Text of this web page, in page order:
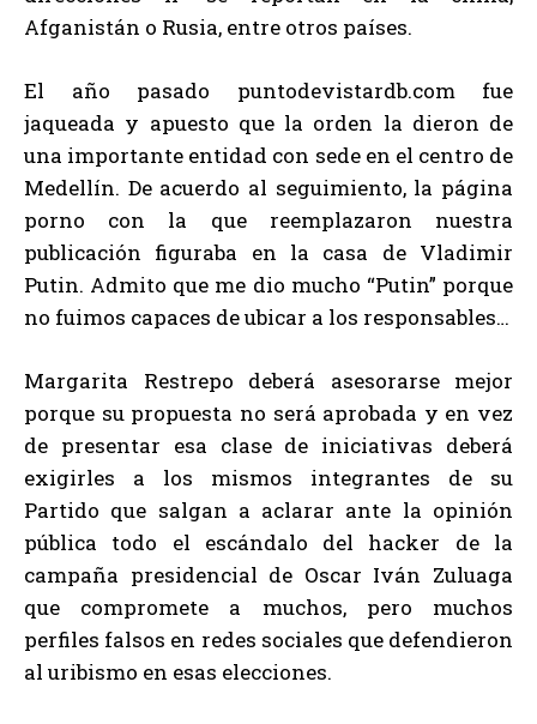
Afganistán o Rusia, entre otros países.
El año pasado puntodevistardb.com fue
jaqueada y apuesto que la orden la dieron de
una importante entidad con sede en el centro de
Medellín. De acuerdo al seguimiento, la página
porno con la que reemplazaron nuestra
publicación figuraba en la casa de Vladimir
Putin. Admito que me dio mucho “Putin” porque
no fuimos capaces de ubicar a los responsables…
Margarita Restrepo deberá asesorarse mejor
porque su propuesta no será aprobada y en vez
de presentar esa clase de iniciativas deberá
exigirles a los mismos integrantes de su
Partido que salgan a aclarar ante la opinión
pública todo el escándalo del hacker de la
campaña presidencial de Oscar Iván Zuluaga
que compromete a muchos, pero muchos
perfiles falsos en redes sociales que defendieron
al uribismo en esas elecciones.